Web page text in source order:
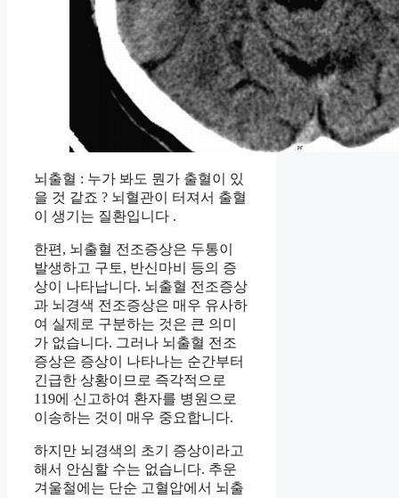
뇌출혈 : 누가 봐도 뭔가 출혈이 있
을 것 같죠 ? 뇌혈관이 터져서 출혈
이 생기는 질환입니다 .
한편, 뇌출혈 전조증상은 두통이
발생하고 구토, 반신마비 등의 증
상이 나타납니다. 뇌출혈 전조증상
과 뇌경색 전조증상은 매우 유사하
여 실제로 구분하는 것은 큰 의미
가 없습니다. 그러나 뇌출혈 전조
증상은 증상이 나타나는 순간부터
긴급한 상황이므로 즉각적으로
119에 신고하여 환자를 병원으로
이송하는 것이 매우 중요합니다.
하지만 뇌경색의 초기 증상이라고
해서 안심할 수는 없습니다. 추운
겨울철에는 단순 고혈압에서 뇌출